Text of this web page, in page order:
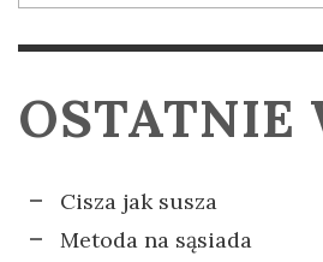
OSTATNIE
Cisza jak susza
Metoda na sąsiada